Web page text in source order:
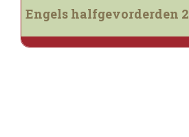
Engels halfgevorderden 2